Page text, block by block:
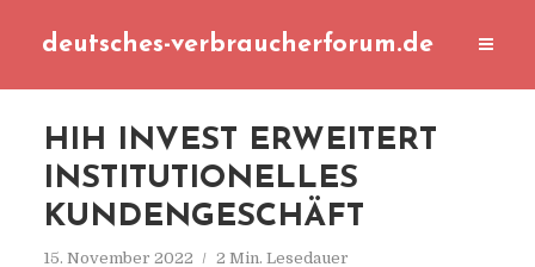
deutsches-verbraucherforum.de
HIH INVEST ERWEITERT
INSTITUTIONELLES
KUNDENGESCHÄFT
15. November 2022 2 Min. Lesedauer